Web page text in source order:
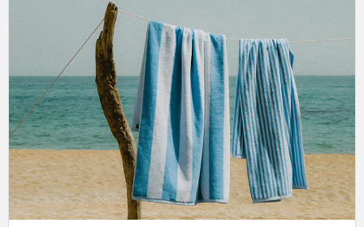
향기까지 감각적인 무드 큐레이터